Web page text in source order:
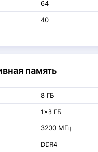
64
40
память
8 ГБ
1x8 ГБ
3200 МГц
DDR4